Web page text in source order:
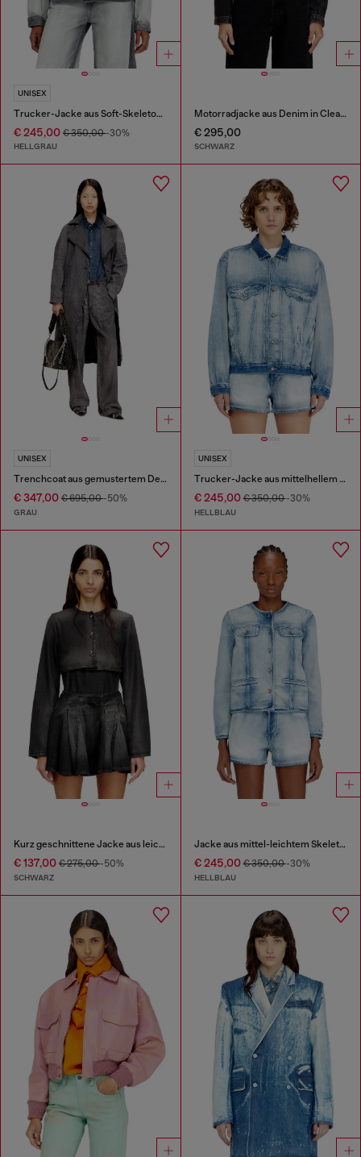
UNISEX
Trucker-Jacke aus Soft-Skeleton-Denim
€ 245,00 € 350,00-30%
HELLGRAU
Motorradjacke aus Denim in Clean-Wash-Denim
€ 295,00
SCHWARZ
UNISEX
Trenchcoat aus gemustertem Denim
€ 347,00 € 695,00-50%
GRAU
UNISEX
Trucker-Jacke aus mittelhellem Skeleton-Denim
€ 245,00€ 350,00-30%
HELLBLAU
Kurz geschnittene Jacke aus leichtem Denim
€ 137,00 € 275,00-50%
SCHWARZ
Jacke aus mittel-leichtem Skelett-Denim
€ 245,00€ 350,00-30%
HELLBLAU